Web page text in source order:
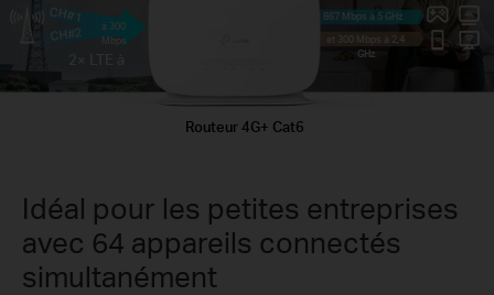
CH#1
CH#2
Routeur 4G+ Cat6
à 300
Mbps
867 Mbps à 5 GHz
et 300 Mbps à 2,4
GHz
Idéal pour les petites entreprises
avec 64 appareils connectés
simultanément